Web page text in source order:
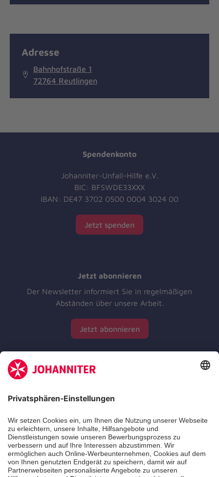
Adresse
Bahnhofstraße 1
72764 Reutlingen
Spendenkonto
Johanniter-Unfall-Hilfe e.V.
BIC: BFSWDE33XXX
IBAN: DE47 3702 0500 0004 3024 00
Jetzt spenden
Jetzt abonnieren
Der Newsletter informiert Sie in regelmäßigen
Abständen über unsere Arbeit.
Jetzt abonnieren
Zertifizierung der Johanniter-Unfall-Hilfe e.V.
Aus- & Fortbildungen
Erste-Hilfe-Kurse